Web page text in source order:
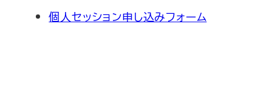
個人セッション申し込みフォーム